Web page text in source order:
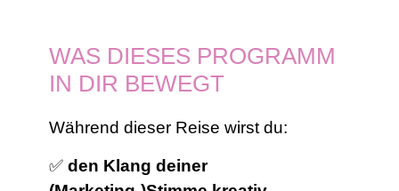
WAS DIESES PROGRAMM
IN DIR BEWEGT
Während dieser Reise wirst du:
✅ den Klang deiner